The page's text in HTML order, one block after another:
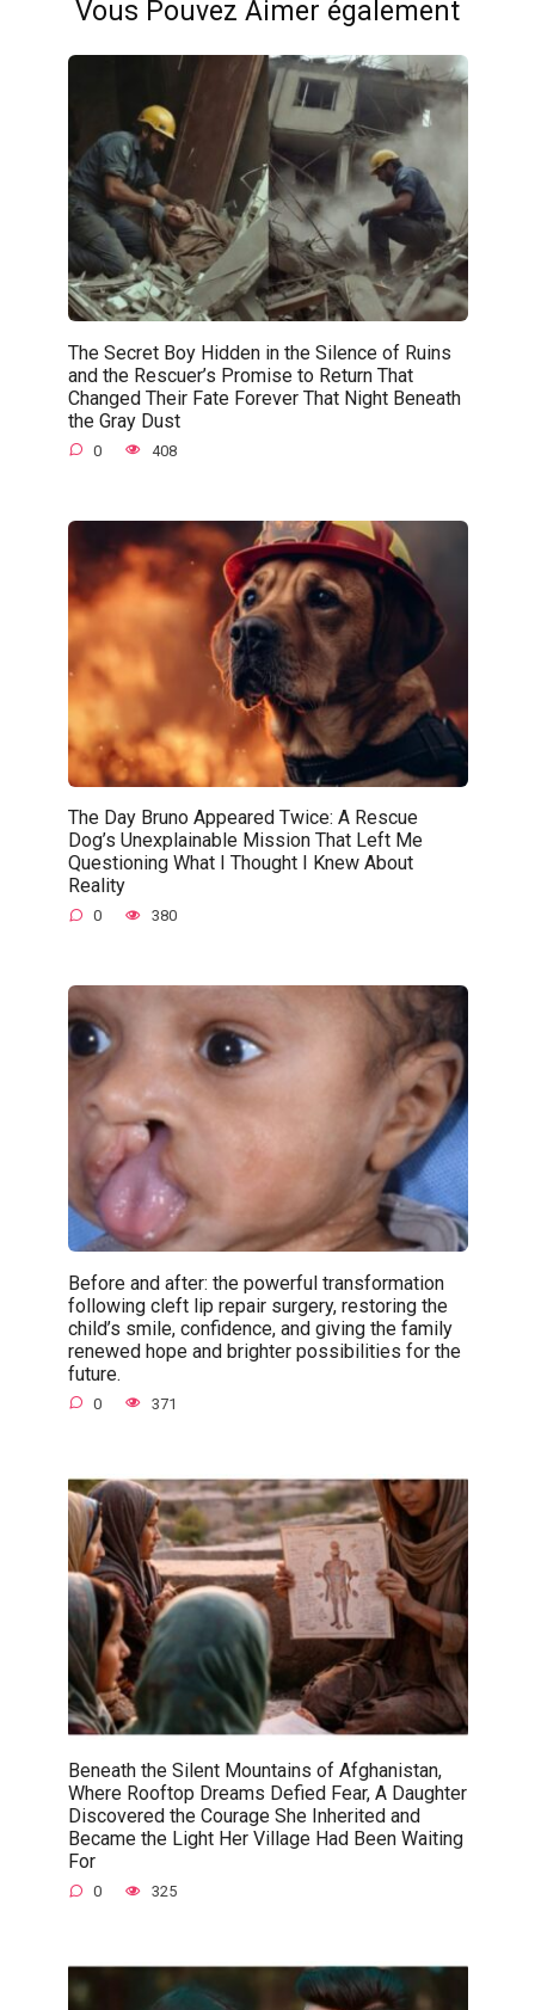
Vous Pouvez Aimer également
The Secret Boy Hidden in the Silence of Ruins
and the Rescuer’s Promise to Return That
Changed Their Fate Forever That Night Beneath
the Gray Dust
0 408
The Day Bruno Appeared Twice: A Rescue
Dog’s Unexplainable Mission That Left Me
Questioning What I Thought I Knew About
Reality
0 380
Before and after: the powerful transformation
following cleft lip repair surgery, restoring the
child’s smile, confidence, and giving the family
renewed hope and brighter possibilities for the
future.
0 371
Beneath the Silent Mountains of Afghanistan,
Where Rooftop Dreams Defied Fear, A Daughter
Discovered the Courage She Inherited and
Became the Light Her Village Had Been Waiting
For
0 325